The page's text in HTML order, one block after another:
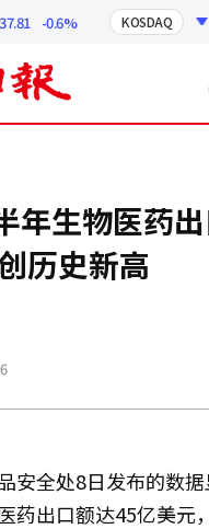
-0.6% KOSDAQ
年生物医药
历史新高
安全处8日发布的数
药出口额达45亿美元